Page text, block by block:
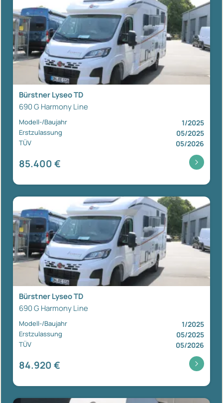
Bürstner Lyseo TD
690 G Harmony Line
Modell-/Baujahr 1/2025
Erstzulassung 05/2025
TÜV 05/2026
85.400 €
Bürstner Lyseo TD
690 G Harmony Line
Modell-/Baujahr 1/2025
Erstzulassung 05/2025
TÜV 05/2026
84.920 €